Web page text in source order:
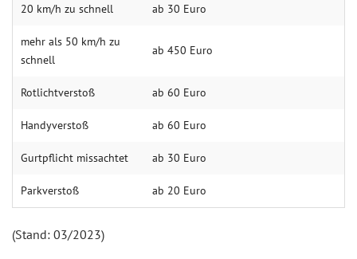
20 km/h zu schnell ab 30 Euro
mehr als 50 km/h zu
schnell
ab 450 Euro
Rotlichtverstoß ab 60 Euro
Handyverstoß ab 60 Euro
Gurtpflicht missachtet ab 30 Euro
Parkverstoß ab 20 Euro
(Stand: 03/2023)